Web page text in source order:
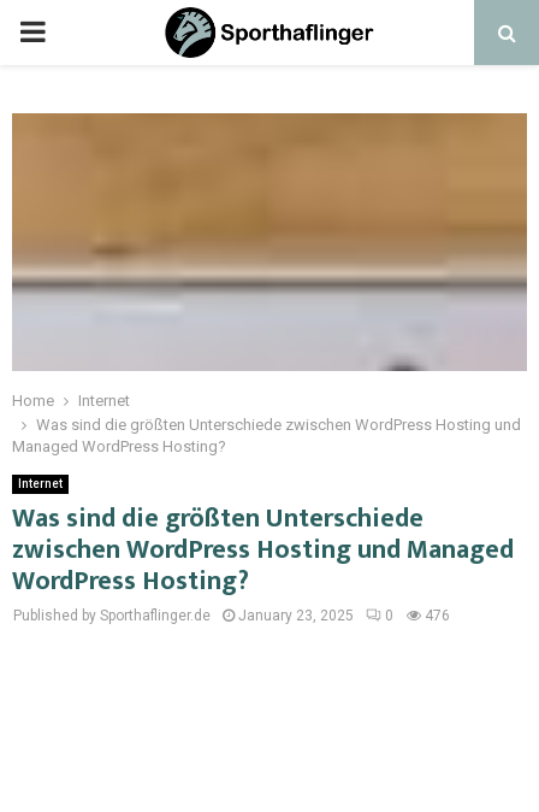
Home
Internet
Was sind die größten Unterschiede zwischen WordPress Hosting und
Managed WordPress Hosting?
Internet
Was sind die größten Unterschiede
zwischen WordPress Hosting und Managed
WordPress Hosting?
Published by Sporthaflinger.de January 23, 2025 0 476